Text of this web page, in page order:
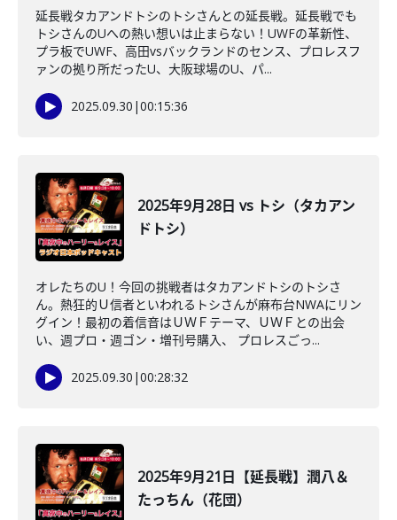
延長戦タカアンドトシのトシさんとの延長戦。延長戦でも
トシさんのUへの熱い想いは止まらない！UWFの革新性、
プラ板でUWF、高田vsバックランドのセンス、プロレスフ
ァンの拠り所だったU、大阪球場のU、パ...
2025.09.30 |00:15:36
2025年9月28日 vs トシ（タカアン
ドトシ）
オレたちのU！今回の挑戦者はタカアンドトシのトシさ
ん。熱狂的Ｕ信者といわれるトシさんが麻布台NWAにリン
グイン！最初の着信音はＵＷＦテーマ、ＵＷＦとの出会
い、週プロ・週ゴン・増刊号購入、 プロレスごっ...
2025.09.30 |00:28:32
2025年9月21日【延長戦】潤八＆
たっちん（花団）